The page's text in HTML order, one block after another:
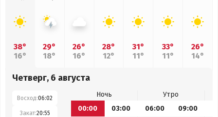
38°
16°
29°
18°
26°
16°
28°
12°
31°
11°
33°
11°
26°
14°
Четверг, 6 августа
Восход:06:02
Закат:20:55
Ночь
Утро
00:00
03:00 06:00 09:00